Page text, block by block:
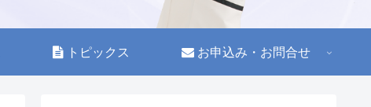
トピックス お申込み・お問合せ